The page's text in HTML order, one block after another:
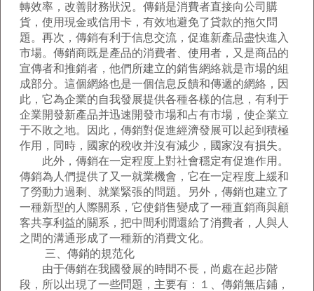
轉效率，改善財務狀況。傳銷是消費者直接向公司購
貨，使用現金或信用卡，有效地避免了貸款的拖欠問
題。再次，傳銷有利于信息交流，促進新產品盡快進入
市場。傳銷商既是產品的消費者、使用者，又是商品的
宣傳者和推銷者，他們所建立的銷售網絡就是市場的組
成部分。這個網絡也是一個信息反饋和傳遞的網絡，因
此，它為企業的自我發展提供各種各樣的信息，有利于
企業開發新產品并迅速開發市場和占有市場，使企業立
于不敗之地。因此，傳銷對促進經濟發展可以起到積極
作用，同時，國家的稅收并沒有減少，國家沒有損失。
此外，傳銷在一定程度上對社會穩定有促進作用。
傳銷為人們提供了又一就業機會，它在一定程度上緩和
了勞動力過剩、就業緊張的問題。另外，傳銷也建立了
一種新型的人際關系，它使銷售變成了一種直銷商與顧
客共享利益的關系，把中間利潤還給了消費者，人與人
之間的溝通形成了一種新的消費文化。
三、傳銷的規范化
由于傳銷在我國發展的時間不長，尚處在起步階
段，所以出現了一些問題，主要有：１、傳銷無店鋪，